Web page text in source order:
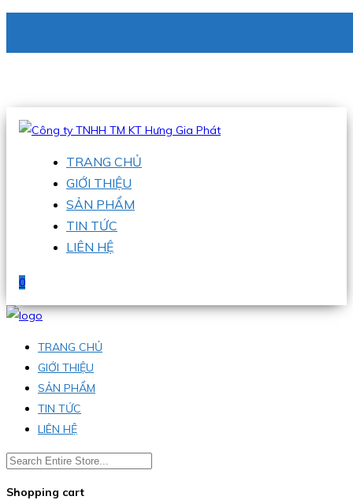
Hotline:0938 336 079
TRANG CHỦ
GIỚI THIỆU
SẢN PHẨM
TIN TỨC
LIÊN HỆ
0
TRANG CHỦ
GIỚI THIỆU
SẢN PHẨM
TIN TỨC
LIÊN HỆ
Shopping cart